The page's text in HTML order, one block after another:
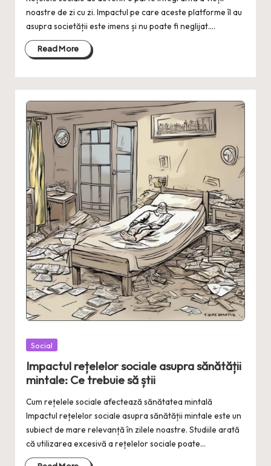
noastre de zi cu zi. Impactul pe care aceste platforme îl au
asupra societății este imens și nu poate fi neglijat.…
Read More
Posted
Social
Impactul rețelelor sociale asupra sănătății
mintale: Ce trebuie să știi
Cum rețelele sociale afectează sănătatea mintală
Impactul rețelelor sociale asupra sănătății mintale este un
subiect de mare relevanță în zilele noastre. Studiile arată
că utilizarea excesivă a rețelelor sociale poate…